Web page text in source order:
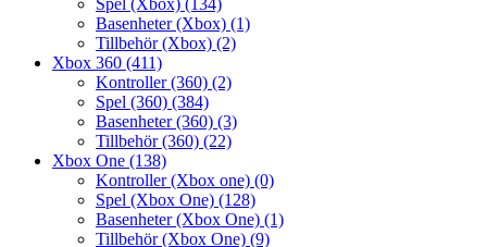
Spel (Xbox) (134)
Basenheter (Xbox) (1)
Tillbehör (Xbox) (2)
Xbox 360 (411)
Kontroller (360) (2)
Spel (360) (384)
Basenheter (360) (3)
Tillbehör (360) (22)
Xbox One (138)
Kontroller (Xbox one) (0)
Spel (Xbox One) (128)
Basenheter (Xbox One) (1)
Tillbehör (Xbox One) (9)